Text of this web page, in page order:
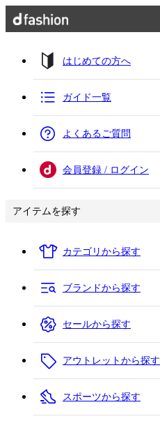
はじめての方へ
ガイド一覧
よくあるご質問
会員登録 / ログイン
アイテムを探す
カテゴリから探す
ブランドから探す
セールから探す
アウトレットから探す
スポーツから探す